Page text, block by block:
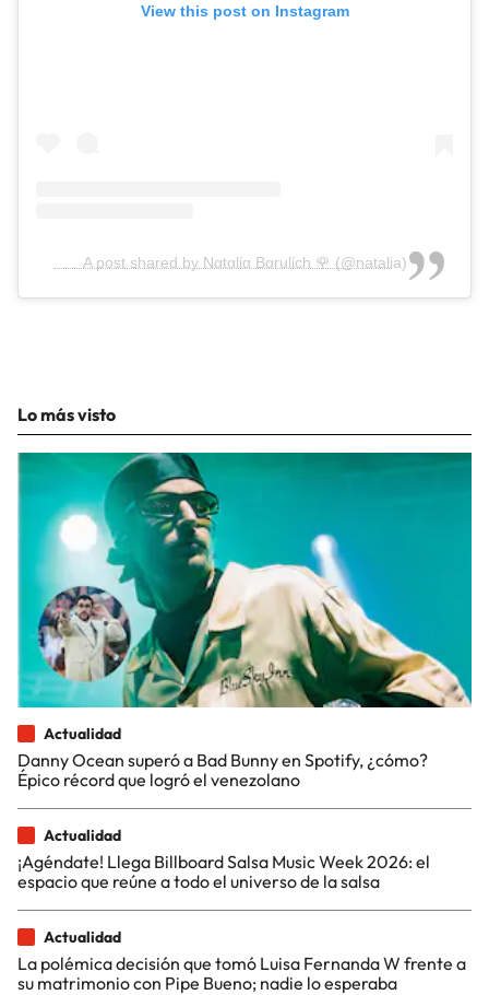
View this post on Instagram
A post shared by Ναtαlία Bαrulίch 🌹 (@natalia)
Lo más visto
Actualidad
Danny Ocean superó a Bad Bunny en Spotify, ¿cómo?
Épico récord que logró el venezolano
Actualidad
¡Agéndate! Llega Billboard Salsa Music Week 2026: el
espacio que reúne a todo el universo de la salsa
Actualidad
La polémica decisión que tomó Luisa Fernanda W frente a
su matrimonio con Pipe Bueno; nadie lo esperaba